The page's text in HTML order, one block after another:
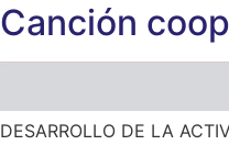
Canción
DESARROLLO DE LA